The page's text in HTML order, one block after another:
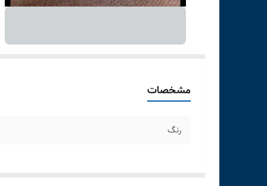
مشخصات
رنگ